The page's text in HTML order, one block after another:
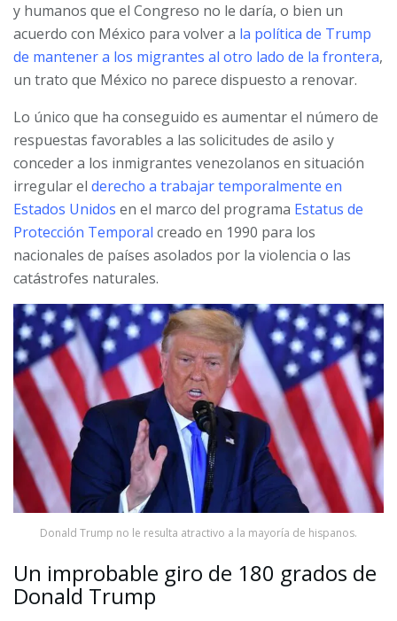
y humanos que el Congreso no le daría, o bien un
acuerdo con México para volver a la política de Trump
de mantener a los migrantes al otro lado de la frontera,
un trato que México no parece dispuesto a renovar.
Lo único que ha conseguido es aumentar el número de
respuestas favorables a las solicitudes de asilo y
conceder a los inmigrantes venezolanos en situación
irregular el derecho a trabajar temporalmente en
Estados Unidos en el marco del programa Estatus de
Protección Temporal creado en 1990 para los
nacionales de países asolados por la violencia o las
catástrofes naturales.
Donald Trump no le resulta atractivo a la mayoría de hispanos.
Un improbable giro de 180 grados de
Donald Trump